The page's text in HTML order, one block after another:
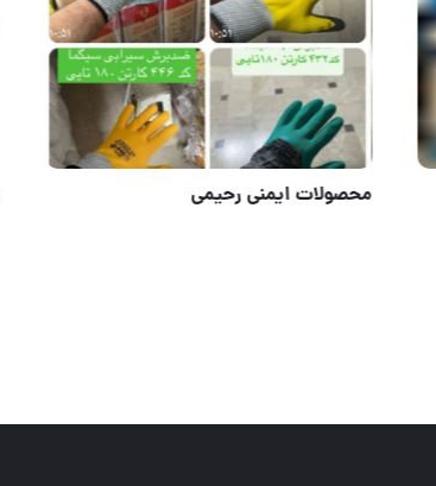
لباس یکبار مصرف تایوک